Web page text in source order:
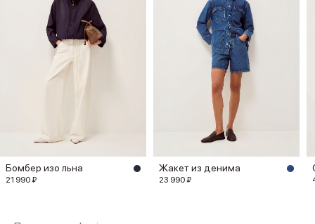
Бомбер изо льна
21 990 ₽
Жакет из денима
23 990 ₽